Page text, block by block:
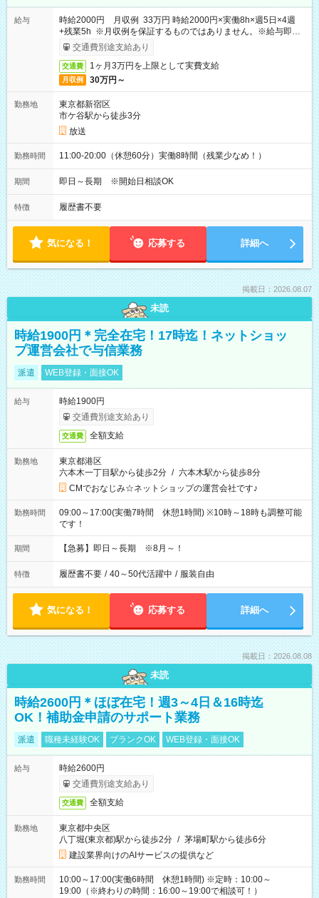
給与
時給2000円 月収例 33万円 時給2000円×実働8h×週5日×4週
+残業5h ※月収例を保証するものではありません。※給与即受
取りサービス利用可（利用条件有）
交通費別途支給あり
交通費 1ヶ月3万円を上限として実費支給
月収例 30万円～
勤務地
東京都新宿区
市ケ谷駅から徒歩3分
放送
勤務時間 11:00-20:00（休憩60分）実働8時間（残業少なめ！）
期間 即日～長期 ※開始日相談OK
特徴 履歴書不要
気になる！ 応募する 詳細へ
掲載日：2026.08.07
未読
時給1900円＊完全在宅！17時迄！ネットショッ
プ運営会社で与信業務
派遣 WEB登録・面接OK
給与
時給1900円
交通費別途支給あり
交通費 全額支給
勤務地
東京都港区
六本木一丁目駅から徒歩2分 / 六本木駅から徒歩8分
CMでおなじみ☆ネットショップの運営会社です♪
勤務時間
09:00～17:00(実働7時間 休憩1時間) ※10時～18時も調整可能
です！
期間 【急募】即日～長期 ※8月～！
特徴 履歴書不要 / 40～50代活躍中 / 服装自由
気になる！ 応募する 詳細へ
掲載日：2026.08.08
未読
時給2600円＊ほぼ在宅！週3～4日＆16時迄
OK！補助金申請のサポート業務
派遣 職種未経験OK ブランクOK WEB登録・面接OK
給与
時給2600円
交通費別途支給あり
交通費 全額支給
勤務地
東京都中央区
八丁堀(東京都)駅から徒歩2分 / 茅場町駅から徒歩6分
建設業界向けのAIサービスの提供など
勤務時間
10:00～17:00(実働6時間 休憩1時間) ※定時：10:00～
19:00（※終わりの時間：16:00～19:00で相談可！）